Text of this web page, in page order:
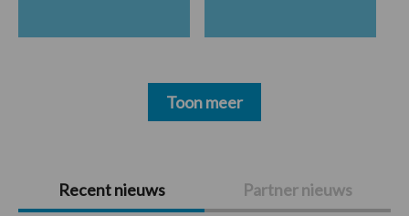
PrimaireRecent nieuws Partner nieuws
Toon meer